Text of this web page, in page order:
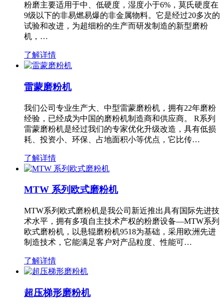
粉磨主要适用于中、低硬度，湿度小于6%，莫氏硬度在
9级以下的非易燃易爆的非金属物料。它是经过20多次的
试验和改进，为超细粉的生产而研发制造的新型磨粉
机，…
了解详情
雷蒙磨粉机
我们公司专业生产大、中型雷蒙磨粉机，拥有22年磨粉
经验，已经成为中国的磨粉机制造商和供应商。 R系列
雷蒙磨粉机是经过我们的专家优化升级改造，具有低损
耗、投资小、环保、占地面积小等优点，它比传…
了解详情
MTW 系列欧式磨粉机
MTW系列欧式磨粉机是我公司新近推出具有国际先进技
术水平，拥有多项自主技术产权的粉磨设备—MTW系列
欧式磨粉机，以悬辊磨粉机9518为基础，采用欧洲先进
制造技术，它能满足客户对产品粒度、性能可…
了解详情
超压梯形磨粉机